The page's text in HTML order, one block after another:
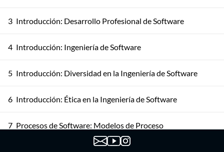
3 Introducción: Desarrollo Profesional de Software
4 Introducción: Ingeniería de Software
5 Introducción: Diversidad en la Ingeniería de Software
6 Introducción: Ética en la Ingeniería de Software
7 Procesos de Software: Modelos de Proceso